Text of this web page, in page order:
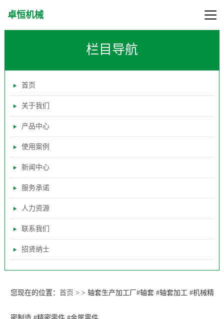
卓恒机械
栏目导航
首页
关于我们
产品中心
使用案例
新闻中心
服务承诺
人力资源
联系我们
招贤纳士
您现在的位置： 首页 > > 轴套生产加工厂#轴套 #轴套加工 #机械精